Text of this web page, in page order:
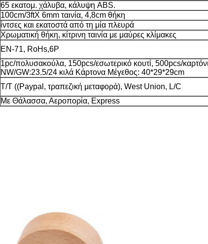
65 εκατομ. χάλυβα, κάλυψη ABS.
100cm/3ftX 6mm ταινία, 4,8cm θήκη
ίντσες και εκατοστά από τη μία πλευρά
Χρωματική θήκη, κίτρινη ταινία με μαύρες κλίμακες
EN-71, RoHs,6P
1pc/πολυσακούλα, 150pcs/εσωτερικό κουτί, 500pcs/καρτόνι
NW/GW:23.5/24 κιλά Κάρτονα Μέγεθος: 40*29*29cm
Τ/Τ ((Paypal, τραπεζική μεταφορά), West Union, L/C
Με Θάλασσα, Αεροπορία, Express